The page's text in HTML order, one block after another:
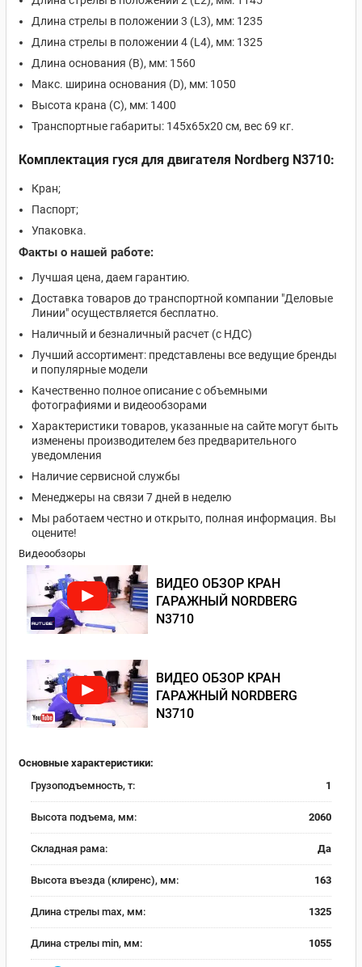
Длина стрелы в положении 3 (L3), мм: 1235
Длина стрелы в положении 4 (L4), мм: 1325
Длина основания (B), мм: 1560
Макс. ширина основания (D), мм: 1050
Высота крана (C), мм: 1400
Транспортные габариты: 145х65х20 см, вес 69 кг.
Комплектация гуся для двигателя Nordberg N3710:
Кран;
Паспорт;
Упаковка.
Факты о нашей работе:
Лучшая цена, даем гарантию.
Доставка товаров до транспортной компании "Деловые
Линии" осуществляется бесплатно.
Наличный и безналичный расчет (с НДС)
Лучший ассортимент: представлены все ведущие бренды
и популярные модели
Качественно полное описание с объемными
фотографиями и видеообзорами
Характеристики товаров, указанные на сайте могут быть
изменены производителем без предварительного
уведомления
Наличие сервисной службы
Менеджеры на связи 7 дней в неделю
Мы работаем честно и открыто, полная информация. Вы
оцените!
Видеообзоры
ВИДЕО ОБЗОР КРАН
ГАРАЖНЫЙ NORDBERG
N3710
ВИДЕО ОБЗОР КРАН
ГАРАЖНЫЙ NORDBERG
N3710
Основные характеристики:
Грузоподъемность, т:
1
Высота подъема, мм: 2060
Складная рама: Да
Высота въезда (клиренс), мм: 163
Длина стрелы max, мм: 1325
Длина стрелы min, мм: 1055